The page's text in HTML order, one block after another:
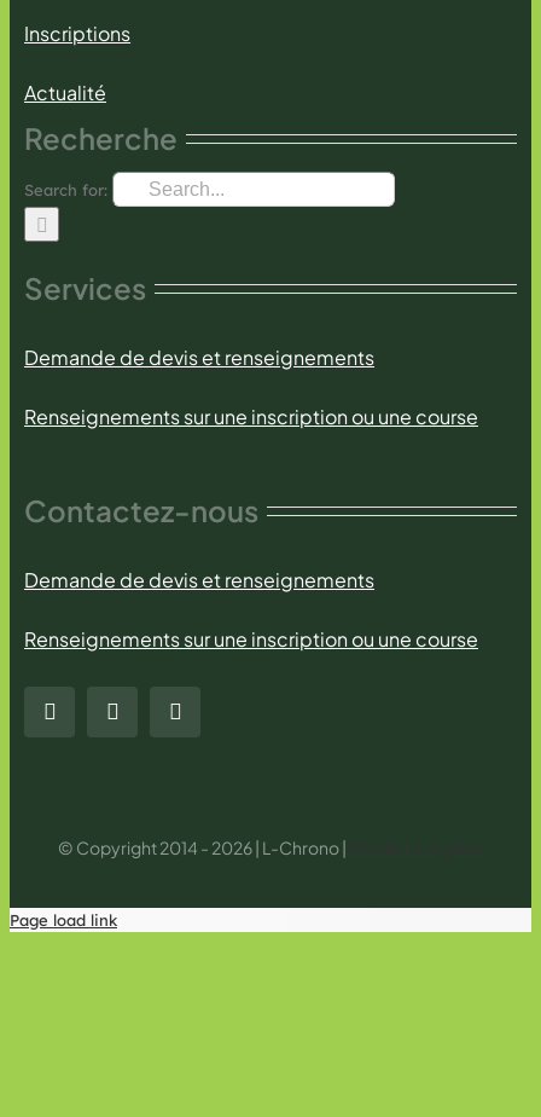
Inscriptions
Actualité
Recherche
Search for:
Services
Demande de devis et renseignements
Renseignements sur une inscription ou une course
Contactez-nous
Demande de devis et renseignements
Renseignements sur une inscription ou une course
© Copyright 2014 - 2026 | L-Chrono |
Page load link